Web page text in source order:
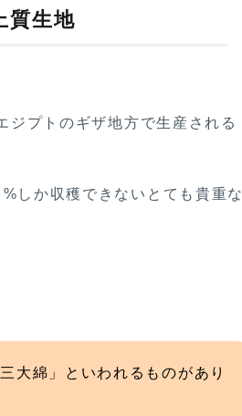
質生地
プトのギザ地方で生産される
しか収穫できないとても貴重な
大綿」といわれるものがあり